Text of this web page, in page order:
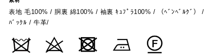
表地 毛100% / 胴裏 綿100% / 袖裏 ｷｭﾌﾟﾗ100% / （ﾍﾞﾝﾍﾞﾙｸﾞ） /
ﾊﾞｯｸﾙ / 牛革/